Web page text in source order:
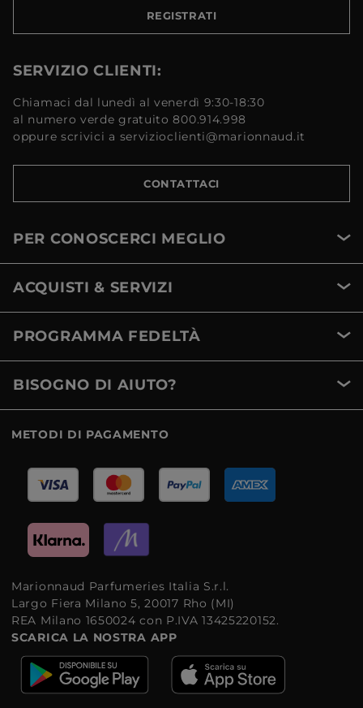
REGISTRATI
SERVIZIO CLIENTI:
Chiamaci dal lunedì al venerdì 9:30-18:30
al numero verde gratuito 800.914.998
oppure scrivici a servizioclienti@marionnaud.it
CONTATTACI
PER CONOSCERCI MEGLIO
ACQUISTI & SERVIZI
PROGRAMMA FEDELTÀ
BISOGNO DI AIUTO?
METODI DI PAGAMENTO
Marionnaud Parfumeries Italia S.r.l.
Largo Fiera Milano 5, 20017 Rho (MI)
REA Milano 1650024 con P.IVA 13425220152.
SCARICA LA NOSTRA APP